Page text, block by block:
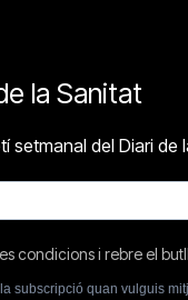
la Sanitat
setmanal del Diari de
condicions i rebre el
subscripció quan vulguis